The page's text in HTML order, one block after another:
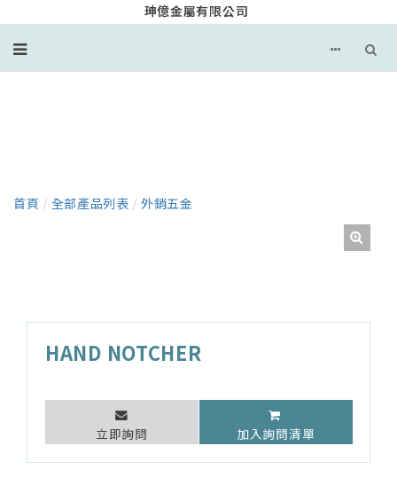
珅億金屬有限公司
首頁 / 全部產品列表 / 外銷五金
HAND NOTCHER
立即詢問 加入詢問清單